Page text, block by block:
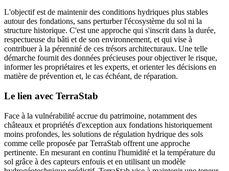
L'objectif est de maintenir des conditions hydriques plus stables
autour des fondations, sans perturber l'écosystème du sol ni la
structure historique. C'est une approche qui s'inscrit dans la durée,
respectueuse du bâti et de son environnement, et qui vise à
contribuer à la pérennité de ces trésors architecturaux. Une telle
démarche fournit des données précieuses pour objectiver le risque,
informer les propriétaires et les experts, et orienter les décisions en
matière de prévention et, le cas échéant, de réparation.
Le lien avec TerraStab
Face à la vulnérabilité accrue du patrimoine, notamment des
châteaux et propriétés d'exception aux fondations historiquement
moins profondes, les solutions de régulation hydrique des sols
comme celle proposée par TerraStab offrent une approche
pertinente. En mesurant en continu l'humidité et la température du
sol grâce à des capteurs enfouis et en utilisant un modèle